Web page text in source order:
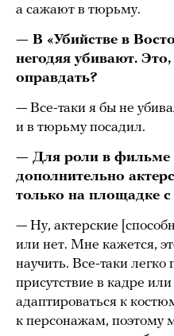
а сажают в тюрьму.
— В «Убийстве в
негодяя убивают.
оправдать?
— Все-таки я бы не
и в тюрьму посадил.
— Для роли в фильме
дополнительно
только на площадке
— Ну, актерские
или нет. Мне кажется,
научить. Все-таки легко
присутствие в кадре
адаптироваться к
к персонажам, поэтому